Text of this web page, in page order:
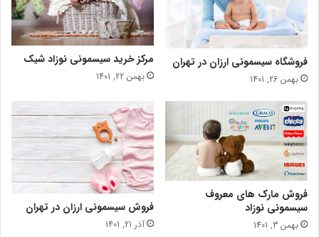
فروشگاه سیسمونی ارزان در تهران
بهمن 26, 1401
مرکز خرید سیسمونی نوزاد شیک
بهمن 22, 1401
فروش مارک های معروف
سیسمونی نوزاد
بهمن 3, 1401
فروش سیسمونی ارزان در تهران
آذر 21, 1401